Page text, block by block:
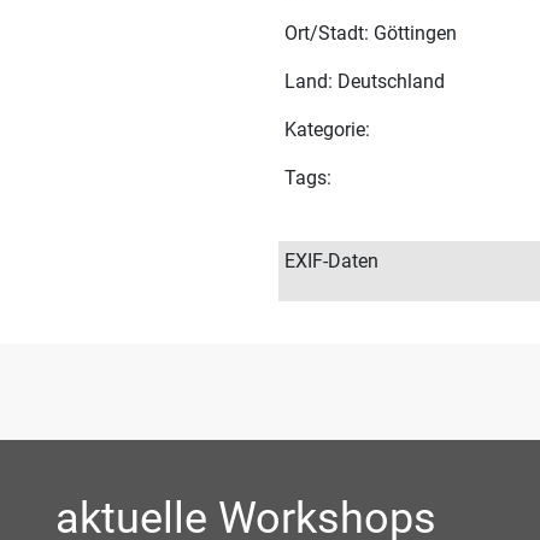
Ort/Stadt: Göttingen
Land: Deutschland
Kategorie:
Tags:
EXIF-Daten
aktuelle Workshops